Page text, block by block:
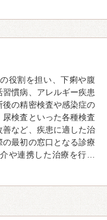
役割を担い、下痢や腹
慣病、アレルギー疾患
後の精密検査や感染症の
検査といった各種検査
など、疾患に適した治
最初の窓口となる診療
や連携した治療を行…